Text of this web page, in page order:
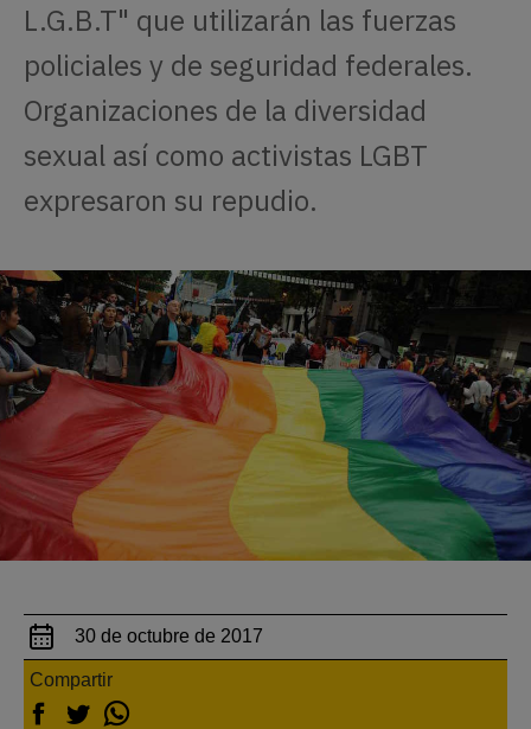
L.G.B.T" que utilizarán las fuerzas
policiales y de seguridad federales.
Organizaciones de la diversidad
sexual así como activistas LGBT
expresaron su repudio.
30 de octubre de 2017
Compartir